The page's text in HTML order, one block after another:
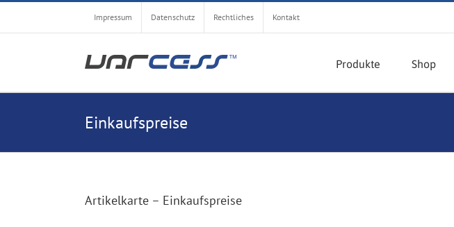
Zum
springen
Impressum Datenschutz Rechtliches Kontakt
Produkte Shop
Einkaufspreise
Artikelkarte – Einkaufspreise